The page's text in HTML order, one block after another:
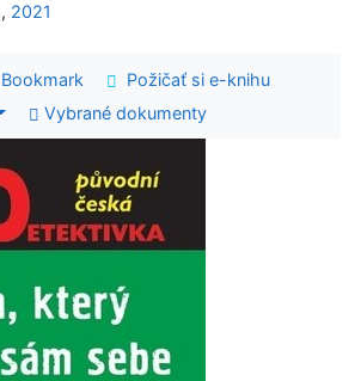
, 2021
Bookmark
Požičať si e-knihu
Vybrané dokumenty